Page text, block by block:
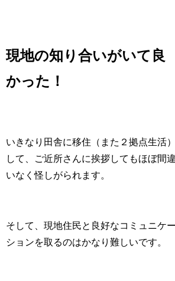
現地の知り合いがいて良
かった！
いきなり田舎に移住（また２拠点生活）
して、ご近所さんに挨拶してもほぼ間違
いなく怪しがられます。
そして、現地住民と良好なコミュニケー
ションを取るのはかなり難しいです。